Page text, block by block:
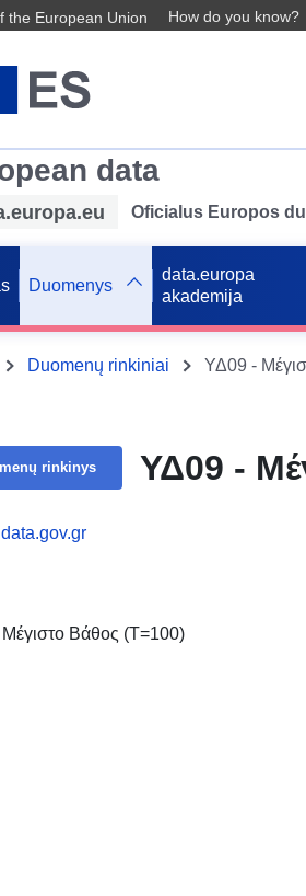
the European Union How do you know?
data
Oficialus Europos
Duomenys
data.europa
akademija
Duomenų rinkiniai ΥΔ09 -
rinkinys ΥΔ09 -
data.gov.gr
Βάθος (T=100)